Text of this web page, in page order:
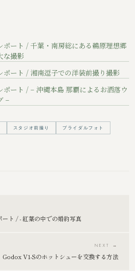
ポート / 千葉・南房総にある鵜原理想郷
な撮影
ポート / 湘南逗子での洋装前撮り撮影
ポート / – 沖縄本島 那覇によるお洒落ウ
–
スタジオ前撮り
ブライダルフォト
ト / - 紅葉の中での婚約写真
NEXT →
Godox V1-Sのホットシューを交換する方法